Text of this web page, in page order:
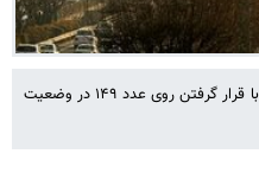
شاخص کیفی هوای تهران در صبح جمعه با قرار گرفتن روی عدد ۱۴۹ در وضعیت